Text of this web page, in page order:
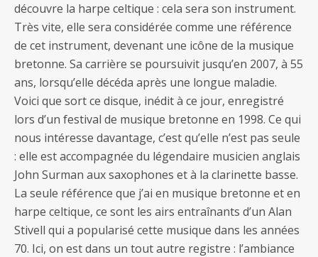
découvre la harpe celtique : cela sera son instrument.
Très vite, elle sera considérée comme une référence
de cet instrument, devenant une icône de la musique
bretonne. Sa carrière se poursuivit jusqu’en 2007, à 55
ans, lorsqu’elle décéda après une longue maladie.
Voici que sort ce disque, inédit à ce jour, enregistré
lors d’un festival de musique bretonne en 1998. Ce qui
nous intéresse davantage, c’est qu’elle n’est pas seule
: elle est accompagnée du légendaire musicien anglais
John Surman aux saxophones et à la clarinette basse.
La seule référence que j’ai en musique bretonne et en
harpe celtique, ce sont les airs entraînants d’un Alan
Stivell qui a popularisé cette musique dans les années
70. Ici, on est dans un tout autre registre : l’ambiance